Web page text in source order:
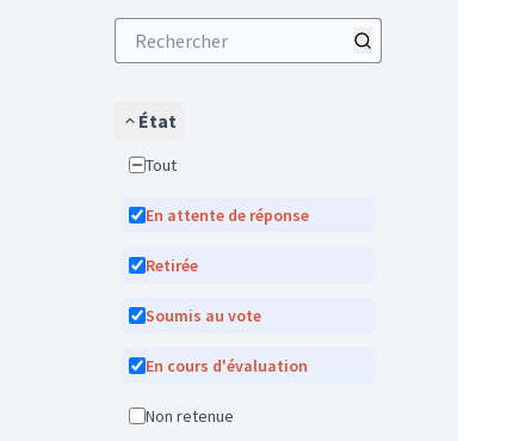
État
Tout
En attente de réponse
Retirée
Soumis au vote
En cours d'évaluation
Non retenue